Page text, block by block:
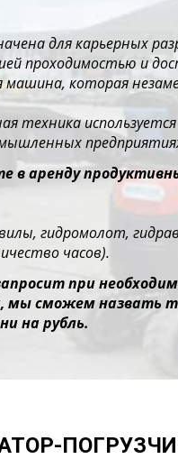
для карьерных
проходимостью и
машина, которая
техника
в аренду
гидромолот,
часов).
при
мы сможем назвать
на рубль.